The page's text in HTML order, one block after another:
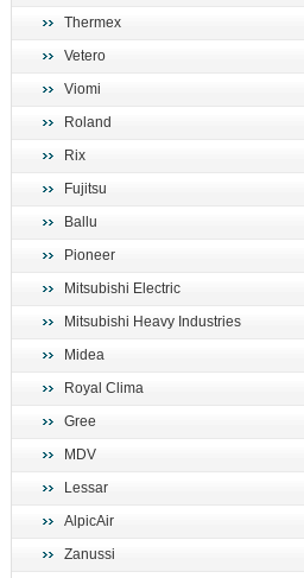
Thermex
Vetero
Viomi
Roland
Rix
Fujitsu
Ballu
Pioneer
Mitsubishi Electric
Mitsubishi Heavy Industries
Midea
Royal Clima
Gree
MDV
Lessar
AlpicAir
Zanussi